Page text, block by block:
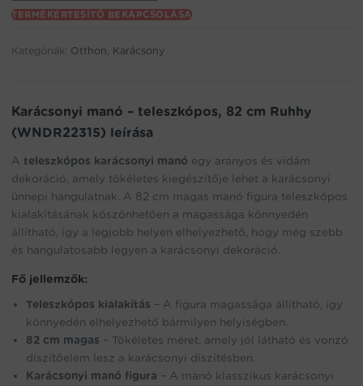
your
email
to
waitlist
this
product
TERMÉKÉRTESÍTŐ BEKAPCSOLÁSA
Kategóriák: Otthon, Karácsony
Karácsonyi manó – teleszkópos, 82 cm Ruhhy
(WNDR22315) leírása
A teleszkópos karácsonyi manó egy aranyos és vidám
dekoráció, amely tökéletes kiegészítője lehet a karácsonyi
ünnepi hangulatnak. A 82 cm magas manó figura teleszkópos
kialakításának köszönhetően a magassága könnyedén
állítható, így a legjobb helyen elhelyezhető, hogy még szebb
és hangulatosabb legyen a karácsonyi dekoráció.
Fő jellemzők:
Teleszkópos kialakítás – A figura magassága állítható, így
könnyedén elhelyezhető bármilyen helyiségben.
82 cm magas – Tökéletes méret, amely jól látható és vonzó
díszítőelem lesz a karácsonyi díszítésben.
Karácsonyi manó figura – A manó klasszikus karácsonyi